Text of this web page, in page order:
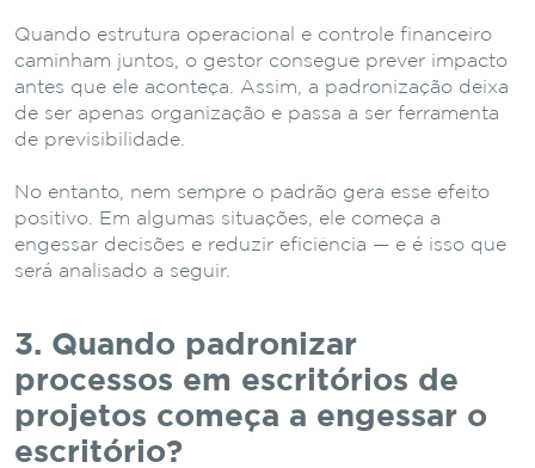
Quando estrutura operacional e controle financeiro
caminham juntos, o gestor consegue prever impacto
antes que ele aconteça. Assim, a padronização deixa
de ser apenas organização e passa a ser ferramenta
de previsibilidade.
No entanto, nem sempre o padrão gera esse efeito
positivo. Em algumas situações, ele começa a
engessar decisões e reduzir eficiência — e é isso que
será analisado a seguir.
3. Quando padronizar
processos em escritórios de
projetos começa a engessar o
escritório?